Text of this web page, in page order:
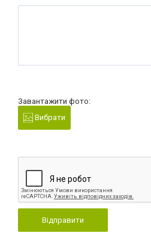
Завантажити фото:
Вибрати
Відправити